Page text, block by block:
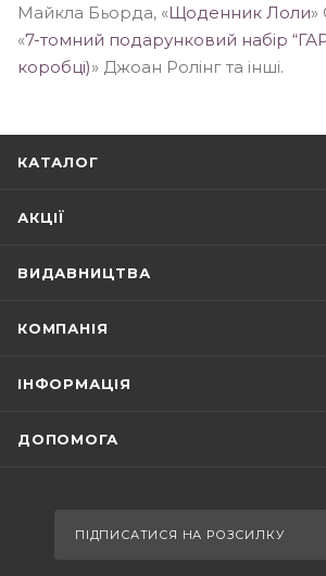
Майкла Бьорда, «Щоденник Лоли»
«7-томний подарунковий набір
коробці)» Джоан Ролінг та інші.
КАТАЛОГ
АКЦІЇ
ВИДАВНИЦТВА
КОМПАНІЯ
ІНФОРМАЦІЯ
ДОПОМОГА
ПІДПИСАТИСЯ НА РОЗСИЛКУ